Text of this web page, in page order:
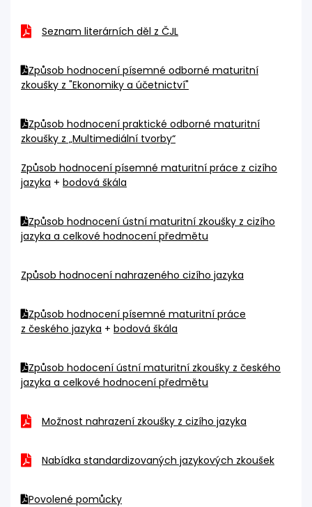
Seznam literárních děl z ČJL
Způsob hodnocení písemné odborné maturitní
zkoušky z "Ekonomiky a účetnictví"
Způsob hodnocení praktické odborné maturitní
zkoušky z „Multimediální tvorby“
Způsob hodnocení písemné maturitní práce z cizího
jazyka + bodová škála
Způsob hodnocení ústní maturitní zkoušky z cizího
jazyka a celkové hodnocení předmětu
Způsob hodnocení nahrazeného cizího jazyka
Způsob hodnocení písemné maturitní práce
z českého jazyka + bodová škála
Způsob hodocení ústní maturitní zkoušky z českého
jazyka a celkové hodnocení předmětu
Možnost nahrazení zkoušky z cizího jazyka
Nabídka standardizovaných jazykových zkoušek
Povolené pomůcky